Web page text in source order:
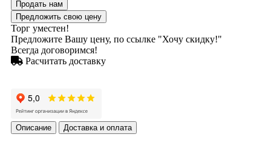
Продать нам
Предложить свою цену
Торг уместен!
Предложите Вашу цену, по ссылке "Хочу скидку!"
Всегда договоримся!
Расчитать доставку
Описание Доставка и оплата